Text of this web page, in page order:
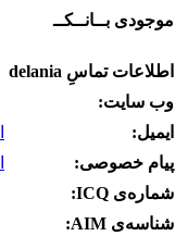
موجودی بــانــکــ
اطلاعات تماسِ delania
وب‌ سایت:
ایمیل:
پیام خصوصی:
شماره‌ی ICQ:
شناسه‌ی AIM: